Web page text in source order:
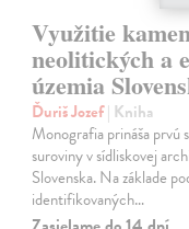
Využitie
neolitických a
územia
Ďuriš Jozef| Kniha
Monografia prináša prvú
suroviny v sídliskovej
Slovenska. Na základe
identifikovaných…